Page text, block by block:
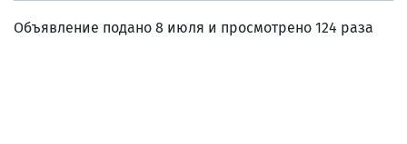
Объявление подано 8 июля и просмотрено 124 раза